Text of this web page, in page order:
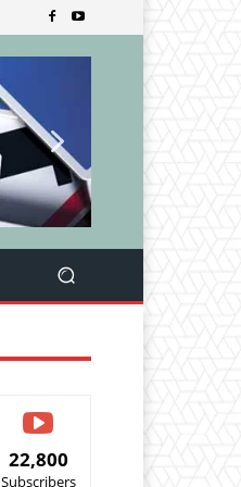
22,800
Subscribers